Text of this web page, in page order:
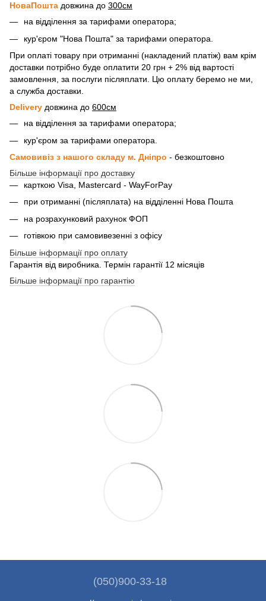
НоваПошта довжина до 300см
на відділення за тарифами оператора;
кур'єром "Нова Пошта" за тарифами оператора.
При оплаті товару при отриманні (накладений платіж) вам крім
доставки потрібно буде оплатити 20 грн + 2% від вартості
замовлення, за послуги післяплати. Цю оплату беремо не ми,
а служба доставки.
Delivery довжина до 600см
на відділення за тарифами оператора;
кур'єром за тарифами оператора.
Самовивіз з нашого складу м. Дніпро - безкоштовно
Більше інформації про доставку
карткою Visa, Mastercard - WayForPay
при отриманні (післяплата) на відділенні Нова Пошта
на розрахунковий рахунок ФОП
готівкою при самовивезенні з офісу
Більше інформації про оплату
Гарантія від виробника. Термін гарантії 12 місяців
Більше інформації про гарантію
(050)900-33-18